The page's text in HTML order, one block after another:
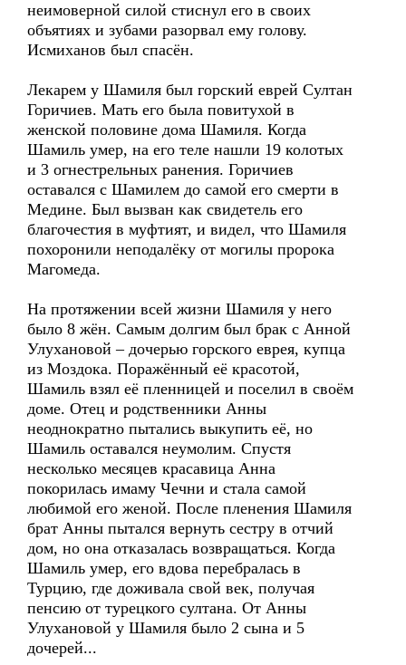
неимоверной силой стиснул его в своих
объятиях и зубами разорвал ему голову.
Исмиханов был спасён.
Лекарем у Шамиля был горский еврей Султан
Горичиев. Мать его была повитухой в
женской половине дома Шамиля. Когда
Шамиль умер, на его теле нашли 19 колотых
и 3 огнестрельных ранения. Горичиев
оставался с Шамилем до самой его смерти в
Медине. Был вызван как свидетель его
благочестия в муфтият, и видел, что Шамиля
похоронили неподалёку от могилы пророка
Магомеда.
На протяжении всей жизни Шамиля у него
было 8 жён. Самым долгим был брак с Анной
Улухановой – дочерью горского еврея, купца
из Моздока. Поражённый её красотой,
Шамиль взял её пленницей и поселил в своём
доме. Отец и родственники Анны
неоднократно пытались выкупить её, но
Шамиль оставался неумолим. Спустя
несколько месяцев красавица Анна
покорилась имаму Чечни и стала самой
любимой его женой. После пленения Шамиля
брат Анны пытался вернуть сестру в отчий
дом, но она отказалась возвращаться. Когда
Шамиль умер, его вдова перебралась в
Турцию, где доживала свой век, получая
пенсию от турецкого султана. От Анны
Улухановой у Шамиля было 2 сына и 5
дочерей...